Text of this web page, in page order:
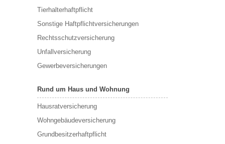
Tierhalterhaftpflicht
Sonstige Haftpflichtversicherungen
Rechtsschutzversicherung
Unfallversicherung
Gewerbeversicherungen
Rund um Haus und Wohnung
Hausratversicherung
Wohngebäudeversicherung
Grundbesitzerhaftpflicht